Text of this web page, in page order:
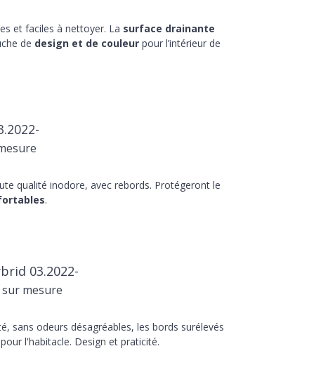
et faciles à nettoyer. La surface drainante
de design et de couleurpour l’intérieur de
qualité inodore, avec rebords. Protégeront le
.
03.2022-
mesure
sans odeurs désagréables, les bords surélevés
l'habitacle. Design et praticité.